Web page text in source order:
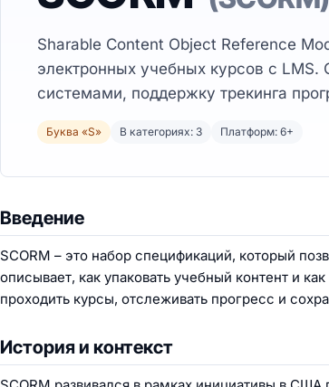
Sharable Content Object Reference
электронных учебных курсов с
системами, поддержку трекинга
Буква «S» В категориях: 3 Платформ: 6+
Введение
SCORM – это набор спецификаций, который
описывает, как упаковать учебный контент и
проходить курсы, отслеживать прогресс и
История и контекст